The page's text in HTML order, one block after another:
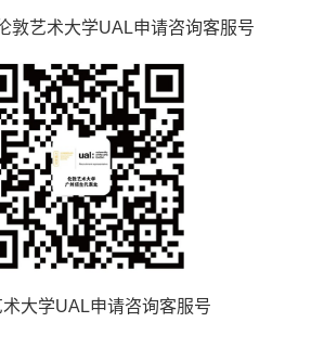
敦艺术大学UAL申请咨询客服号
大学UAL申请咨询客服号